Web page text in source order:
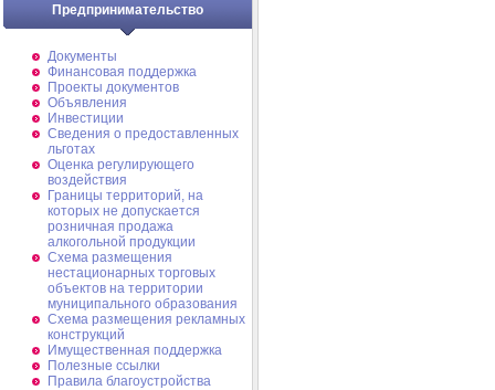
Предпринимательство
Документы
Финансовая поддержка
Проекты документов
Объявления
Инвестиции
Сведения о предоставленных
льготах
Оценка регулирующего
воздействия
Границы территорий, на
которых не допускается
розничная продажа
алкогольной продукции
Схема размещения
нестационарных торговых
объектов на территории
муниципального образования
Схема размещения рекламных
конструкций
Имущественная поддержка
Полезные ссылки
Правила благоустройства